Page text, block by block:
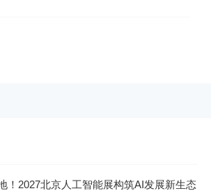
！2027北京人工智能展构筑AI发展新生态